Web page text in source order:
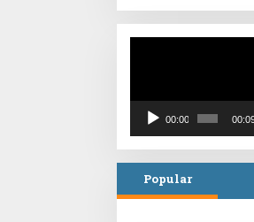
00:00 00:09
Popular